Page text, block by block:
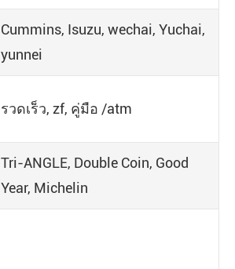
Cummins, Isuzu, wechai, Yuchai,
yunnei
รวดเร็ว, zf, คู่มือ /atm
Tri-ANGLE, Double Coin, Good
Year, Michelin